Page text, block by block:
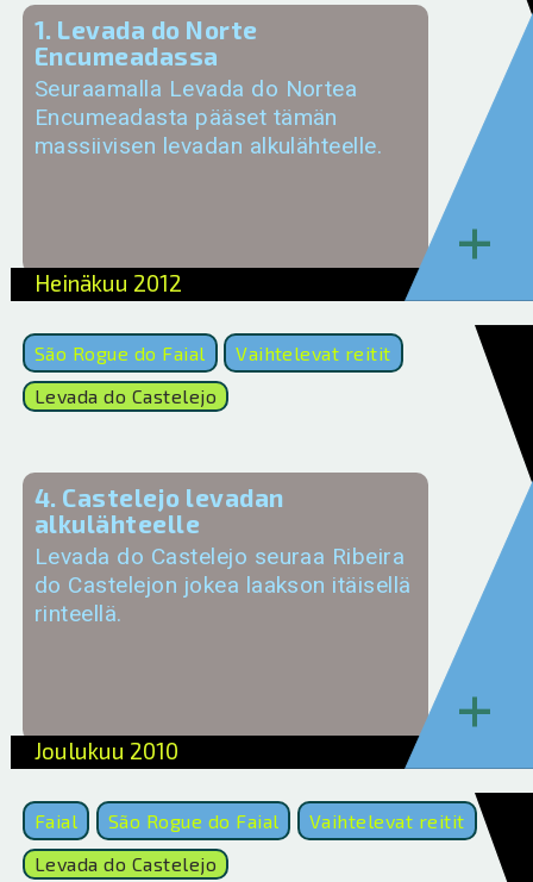
1. Levada do Norte
Encumeadassa
Seuraamalla Levada do Nortea
Encumeadasta pääset tämän
massiivisen levadan alkulähteelle.
Heinäkuu 2012
+
São Rogue do Faial
Vaihtelevat reitit
Levada do Castelejo
4. Castelejo levadan
alkulähteelle
Levada do Castelejo seuraa Ribeira
do Castelejon jokea laakson itäisellä
rinteellä.
Joulukuu 2010
+
Faial São Rogue do Faial
Vaihtelevat reitit
Levada do Castelejo